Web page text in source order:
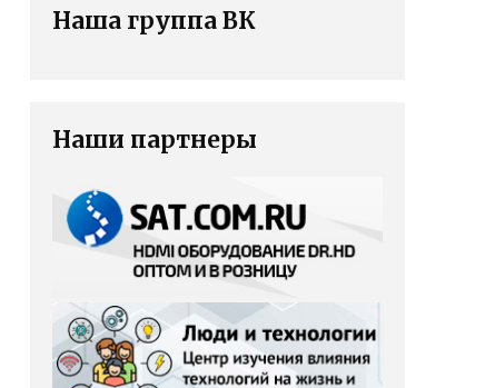
Наша группа ВК
Наши партнеры